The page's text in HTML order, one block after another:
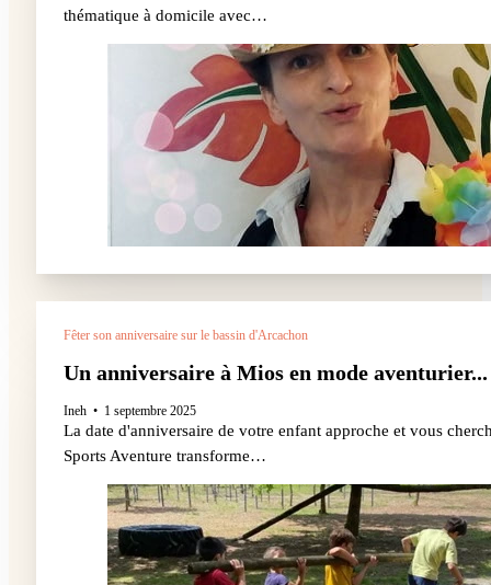
thématique à domicile avec…
Fêter son anniversaire sur le bassin d'Arcachon
Un anniversaire à Mios en mode aventurier...
Ineh 1 septembre 2025
La date d'anniversaire de votre enfant approche et vous
Sports Aventure transforme…